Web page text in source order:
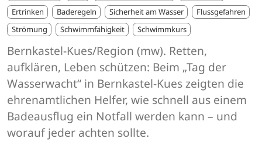
Ertrinken
Baderegeln Sicherheit am Wasser
Flussgefahren
Strömung
Schwimmfähigkeit Schwimmkurs
Bernkastel-Kues/Region (mw). Retten,
aufklären, Leben schützen: Beim „Tag der
Wasserwacht“ in Bernkastel-Kues zeigten die
ehrenamtlichen Helfer, wie schnell aus einem
Badeausflug ein Notfall werden kann – und
worauf jeder achten sollte.